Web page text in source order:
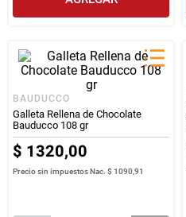
BAUDUCCO
Galleta Rellena de Chocolate
Bauducco 108 gr
$ 1320,00
Precio sin impuestos Nac.$ 1090,91